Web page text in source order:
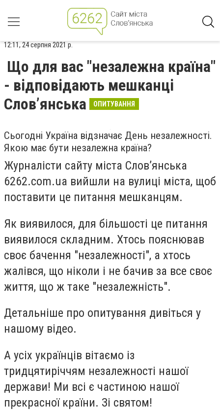
12:11, 24 серпня 2021 р.
Що для вас "незалежна країна"
- відповідають мешканці
Слов’янська
ОПИТУВАННЯ
Сьогодні Україна відзначає День незалежності.
Якою має бути незалежна країна?
Журналісти сайту міста Слов’янська
6262.com.ua вийшли на вулиці міста, щоб
поставити це питання мешканцям.
Як виявилося, для більшості це питання
виявилося складним. Хтось пояснював
своє бачення "незалежності", а хтось
жалівся, що ніколи і не бачив за все своє
життя, що ж таке "незалежність".
Детальніше про опитування дивіться у
нашому відео.
А усіх українців вітаємо із
тридцятиріччям незалежності нашої
держави! Ми всі є частиною нашої
прекрасної країни. Зі святом!